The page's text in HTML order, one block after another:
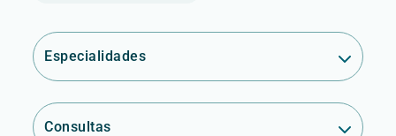
Especialidades
Consultas